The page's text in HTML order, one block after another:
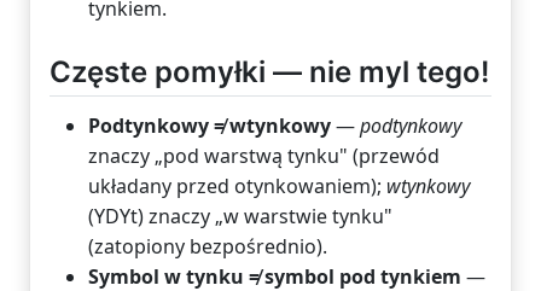
tynkiem.
Częste pomyłki — nie myl tego!
Podtynkowy ≠ wtynkowy—podtynkowy
znaczy „pod warstwą tynku" (przewód
układany przed otynkowaniem); wtynkowy
(YDYt) znaczy „w warstwie tynku"
(zatopiony bezpośrednio).
Symbol w tynku ≠ symbol pod tynkiem —